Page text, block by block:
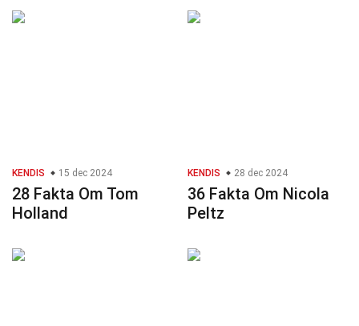
KENDIS 15 dec 2024
28 Fakta Om Tom
Holland
KENDIS 28 dec 2024
36 Fakta Om Nicola
Peltz